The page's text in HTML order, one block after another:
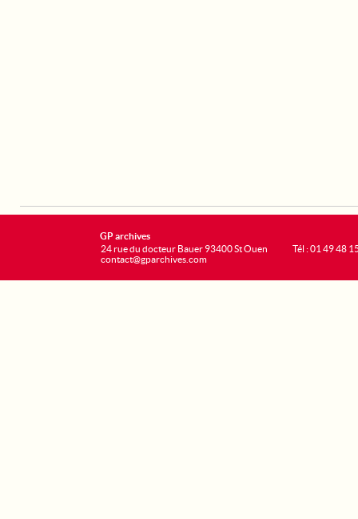
GP archives
24 rue du docteur Bauer 93400 St Ouen
contact@gparchives.com
Tél : 01 49 48